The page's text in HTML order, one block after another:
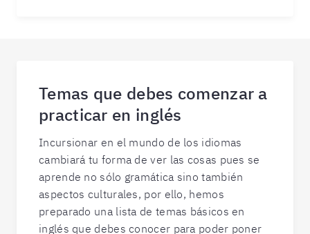
Temas que debes comenzar a
practicar en inglés
Incursionar en el mundo de los idiomas
cambiará tu forma de ver las cosas pues se
aprende no sólo gramática sino también
aspectos culturales, por ello, hemos
preparado una lista de temas básicos en
inglés que debes conocer para poder poner